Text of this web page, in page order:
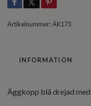
Artikelnummer:ÄK173
INFORMATION
Äggkopp blå drejad